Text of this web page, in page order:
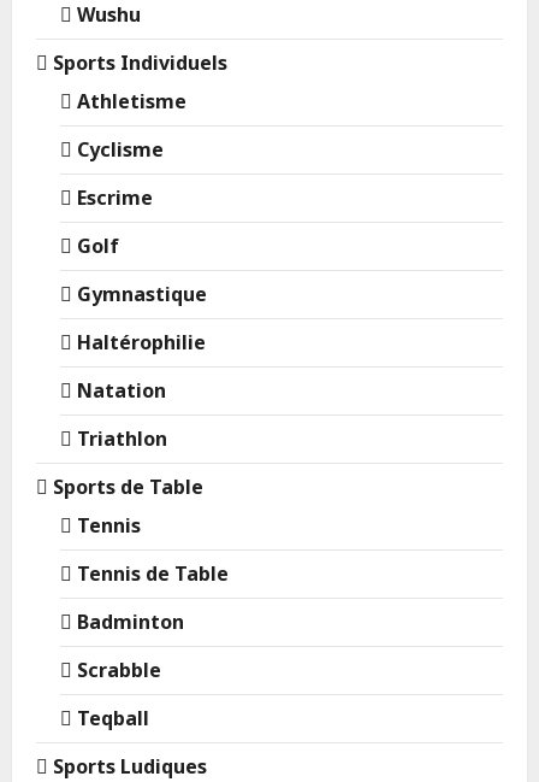
Wushu
Sports Individuels
Athletisme
Cyclisme
Escrime
Golf
Gymnastique
Haltérophilie
Natation
Triathlon
Sports de Table
Tennis
Tennis de Table
Badminton
Scrabble
Teqball
Sports Ludiques